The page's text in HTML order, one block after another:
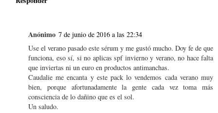
Anónimo 7 de junio de 2016 a las 22:34
Use el verano pasado este sérum y me gustó mucho. Doy fe de que
funciona, eso sí, si no aplicas spf invierno y verano, no hace falta
que inviertas ni un euro en productos antimanchas.
Caudalie me encanta y este pack lo vendemos cada verano muy
bien, porque afortunadamente la gente cada vez toma más
consciencia de lo dañino que es el sol.
Un saludo.